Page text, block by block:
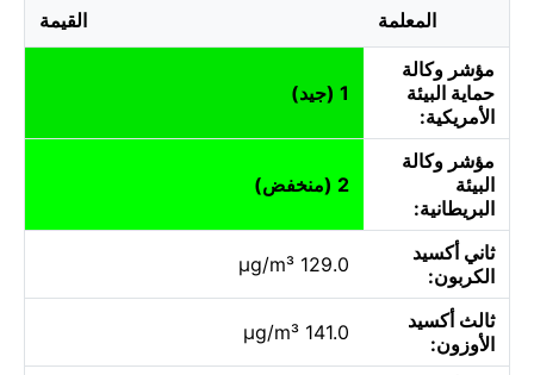
المعلمة القيمة
مؤشر وكالة
حماية البيئة
الأمريكية:
1 (جيد)
مؤشر وكالة
البيئة
البريطانية:
2 (منخفض)
ثاني أكسيد
الكربون:
129.0 µg/m³
ثالث أكسيد
الأوزون:
141.0 µg/m³